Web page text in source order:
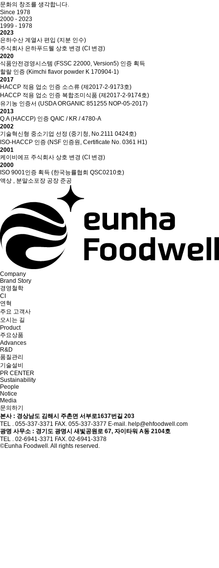
문화의 창조를 생각합니다.
Since 1978
2000 - 2023
1999 - 1978
2023
은하수산 계열사 편입 (지분 인수)
주식회사 은하푸드웰 상호 변경 (CI 변경)
2020
식품안전경영시스템 (FSSC 22000, Version5) 인증 획득
할랄 인증 (Kimchi flavor powder K 170904-1)
2017
HACCP 적용 업소 인증 소스류 (제2017-2-9173호)
HACCP 적용 업소 인증 복합조미식품 (제2017-2-9174호)
유기농 인증서 (USDA ORGANIC 851255 NOP-05-2017)
2013
Q.A (HACCP) 인증 QAIC / KR / 4780-A
2002
기술혁신형 중소기업 선정 (중기청, No.2111 0424호)
ISO-HACCP 인증 (NSF 인증원, Certificate No. 0361 H1)
2001
케이비에프 주식회사 상호 변경 (CI 변경)
2000
ISO 9001인증 획득 (한국능률협회 QSC0210호)
액상 , 분말소포장 공장 준공
Company
Brand Story
경영철학
CI
연혁
주요 고객사
오시는 길
Product
주요상품
Advances
R&D
품질관리
기술설비
PR CENTER
Sustainability
People
Notice
Media
문의하기
본사 : 경상남도 김해시 주촌면 서부로1637번길 203
TEL . 055-337-3371 FAX. 055-337-3377 E-mail. help@ehfoodwell.com
광명 사무소 : 경기도 광명시 새빛공원로 67, 자이타워 A동 2104호
TEL . 02-6941-3371 FAX. 02-6941-3378
©Eunha Foodwell. All rights reserved.